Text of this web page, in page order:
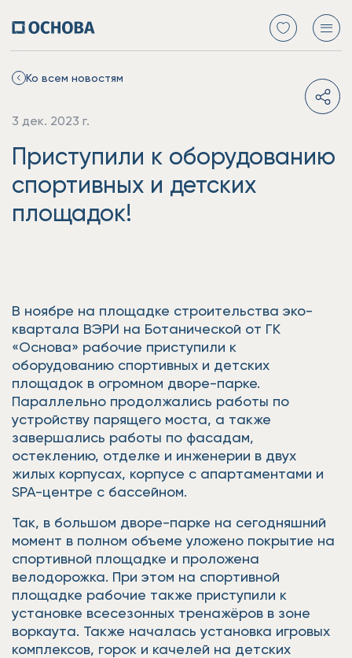
Ко всем новостям
3 дек. 2023 г.
Приступили к оборудованию
спортивных и детских
площадок!
В ноябре на площадке строительства эко-
квартала ВЭРИ на Ботанической от ГК
«Основа» рабочие приступили к
оборудованию спортивных и детских
площадок в огромном дворе-парке.
Параллельно продолжались работы по
устройству парящего моста, а также
завершались работы по фасадам,
остеклению, отделке и инженерии в двух
жилых корпусах, корпусе с апартаментами и
SPA-центре с бассейном.
Так, в большом дворе-парке на сегодняшний
момент в полном объеме уложено покрытие на
спортивной площадке и проложена
велодорожка. При этом на спортивной
площадке рабочие также приступили к
установке всесезонных тренажёров в зоне
воркаута. Также началась установка игровых
комплексов, горок и качелей на детских